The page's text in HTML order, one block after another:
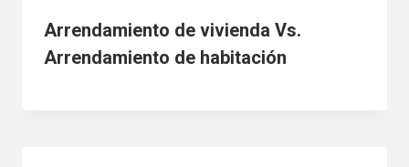
Arrendamiento de vivienda Vs.
Arrendamiento de habitación